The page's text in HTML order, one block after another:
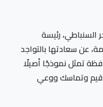
السنباطي، رئيسة
عن سعادتها بالتواجد
تمثل نموذجًا أصيلًا
قيم وتماسك ووعي